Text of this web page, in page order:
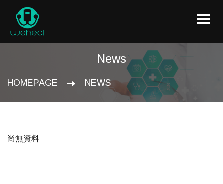
News
HOMEPAGE NEWS
尚無資料